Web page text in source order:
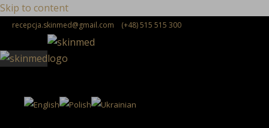
Skip to content
recepcja.skinmed@gmail.com (+48) 515 515 300